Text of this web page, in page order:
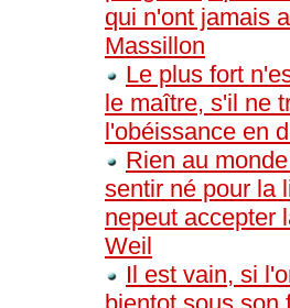
qui n'ont jamais
Massillon
Le plus fort
le maître, s'il ne
l'obéissance en
Rien au
sentir né pour la
nepeut accepter
Weil
Il est vain, si